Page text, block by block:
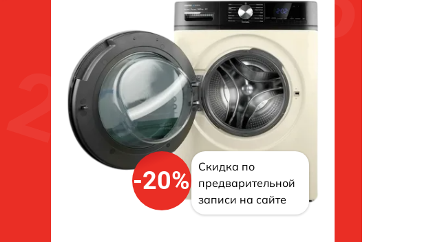
-20%
Скидка по
предварительной
записи на сайте